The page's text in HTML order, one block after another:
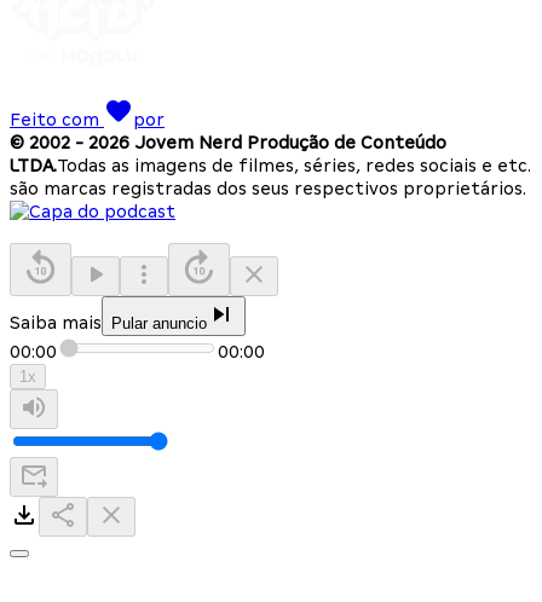
Feito com
por
© 2002 - 2026 Jovem Nerd Produção de Conteúdo
LTDA.Todas as imagens de filmes, séries, redes sociais e etc.
são marcas registradas dos seus respectivos proprietários.
Saiba mais Pular anuncio
00:00 00:00
1x